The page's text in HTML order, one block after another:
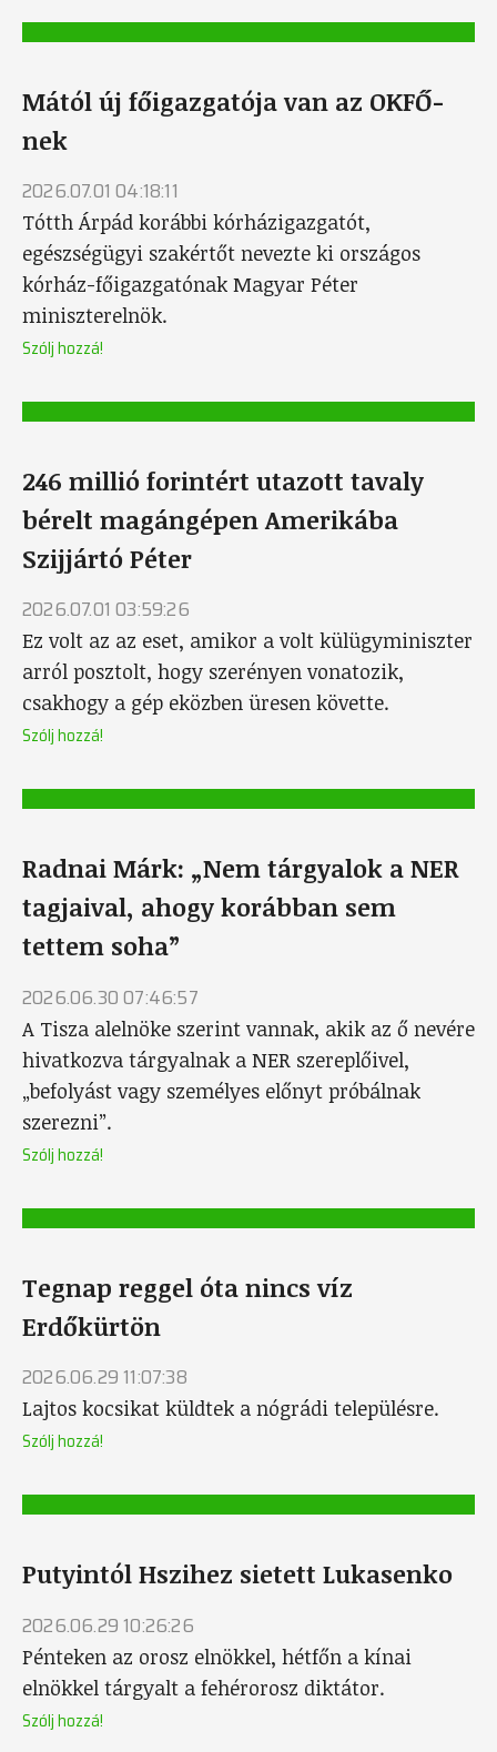
Mától új főigazgatója van az OKFŐ-
nek
2026.07.01 04:18:11
Tótth Árpád korábbi kórházigazgatót,
egészségügyi szakértőt nevezte ki országos
kórház-főigazgatónak Magyar Péter
miniszterelnök.
Szólj hozzá!
246 millió forintért utazott tavaly
bérelt magángépen Amerikába
Szijjártó Péter
2026.07.01 03:59:26
Ez volt az az eset, amikor a volt külügyminiszter
arról posztolt, hogy szerényen vonatozik,
csakhogy a gép eközben üresen követte.
Szólj hozzá!
Radnai Márk: „Nem tárgyalok a NER
tagjaival, ahogy korábban sem
tettem soha”
2026.06.30 07:46:57
A Tisza alelnöke szerint vannak, akik az ő nevére
hivatkozva tárgyalnak a NER szereplőivel,
„befolyást vagy személyes előnyt próbálnak
szerezni”.
Szólj hozzá!
Tegnap reggel óta nincs víz
Erdőkürtön
2026.06.29 11:07:38
Lajtos kocsikat küldtek a nógrádi településre.
Szólj hozzá!
Putyintól Hszihez sietett Lukasenko
2026.06.29 10:26:26
Pénteken az orosz elnökkel, hétfőn a kínai
elnökkel tárgyalt a fehérorosz diktátor.
Szólj hozzá!